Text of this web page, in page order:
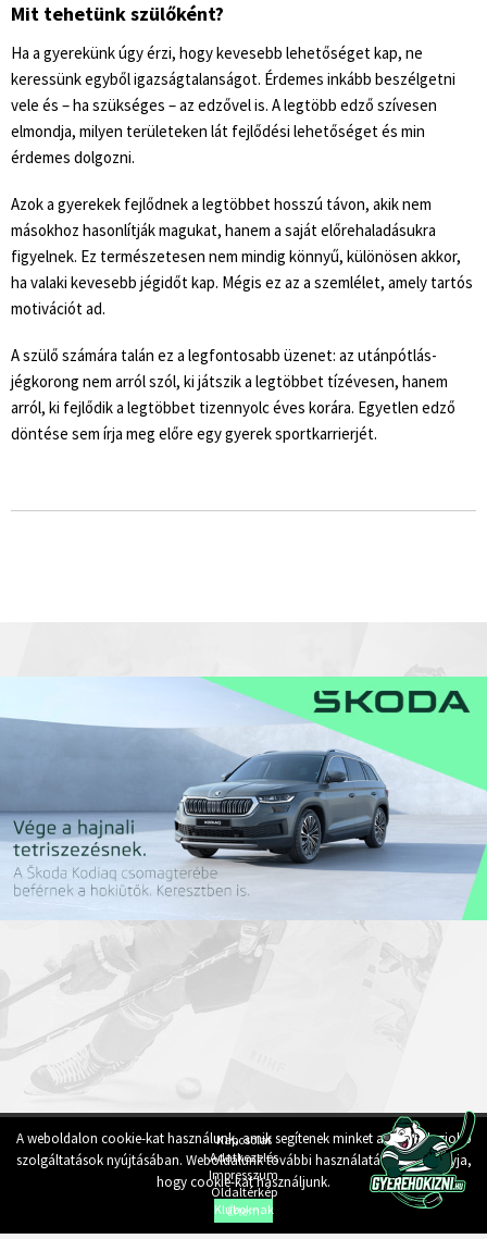
Mit tehetünk szülőként?
Ha a gyerekünk úgy érzi, hogy kevesebb lehetőséget kap, ne
keressünk egyből igazságtalanságot. Érdemes inkább beszélgetni
vele és – ha szükséges – az edzővel is. A legtöbb edző szívesen
elmondja, milyen területeken lát fejlődési lehetőséget és min
érdemes dolgozni.
Azok a gyerekek fejlődnek a legtöbbet hosszú távon, akik nem
másokhoz hasonlítják magukat, hanem a saját előrehaladásukra
figyelnek. Ez természetesen nem mindig könnyű, különösen akkor,
ha valaki kevesebb jégidőt kap. Mégis ez az a szemlélet, amely tartós
motivációt ad.
A szülő számára talán ez a legfontosabb üzenet: az utánpótlás-
jégkorong nem arról szól, ki játszik a legtöbbet tízévesen, hanem
arról, ki fejlődik a legtöbbet tizennyolc éves korára. Egyetlen edző
döntése sem írja meg előre egy gyerek sportkarrierjét.
Az oldal szakmai támogatója:
Kapcsolat
Adatkezelés
Impresszum
Oldaltérkép
Kluboknak
A weboldalon cookie-kat használunk, amik segítenek minket a lehető legjobb
szolgáltatások nyújtásában. Weboldalunk további használatával jóváhagyja,
hogy cookie-kat használjunk.
Értem